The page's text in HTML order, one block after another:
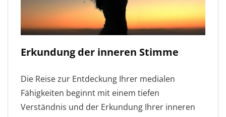
Erkundung der inneren Stimme
Die Reise zur Entdeckung Ihrer medialen
Fähigkeiten beginnt mit einem tiefen
Verständnis und der Erkundung Ihrer inneren